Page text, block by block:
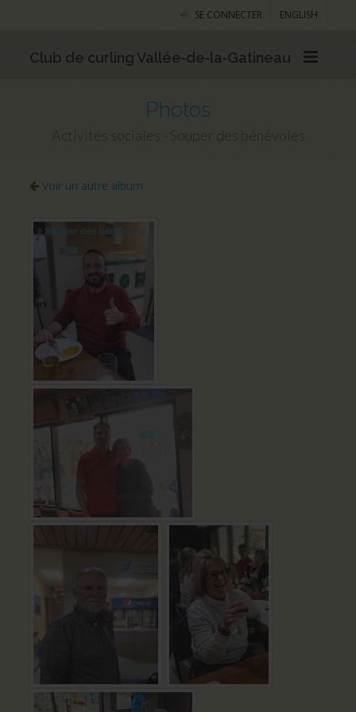
SE CONNECTER ENGLISH
Club de curling Vallée‑de‑la‑Gatineau
Photos
Activités sociales - Souper des bénévoles
Voir un autre album